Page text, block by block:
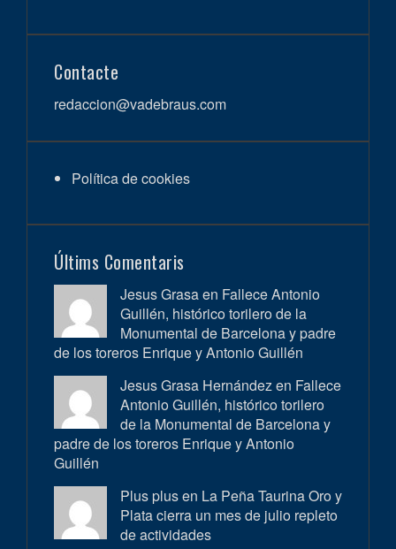
Contacte
redaccion@vadebraus.com
Política de cookies
Últims Comentaris
Jesus Grasa en Fallece Antonio
Guillén, histórico torilero de la
Monumental de Barcelona y padre
de los toreros Enrique y Antonio Guillén
Jesus Grasa Hernández en Fallece
Antonio Guillén, histórico torilero
de la Monumental de Barcelona y
padre de los toreros Enrique y Antonio
Guillén
Plus plus en La Peña Taurina Oro y
Plata cierra un mes de julio repleto
de actividades